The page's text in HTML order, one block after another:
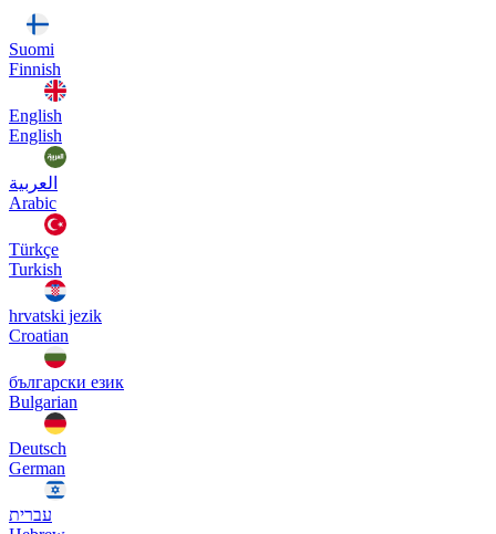
Suomi
Finnish
English
English
العربية
Arabic
Türkçe
Turkish
hrvatski jezik
Croatian
български език
Bulgarian
Deutsch
German
עברית